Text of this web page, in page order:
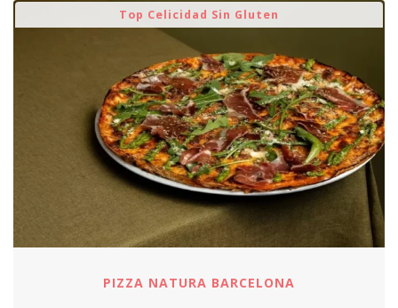
Top Celicidad Sin Gluten
PIZZA NATURA BARCELONA